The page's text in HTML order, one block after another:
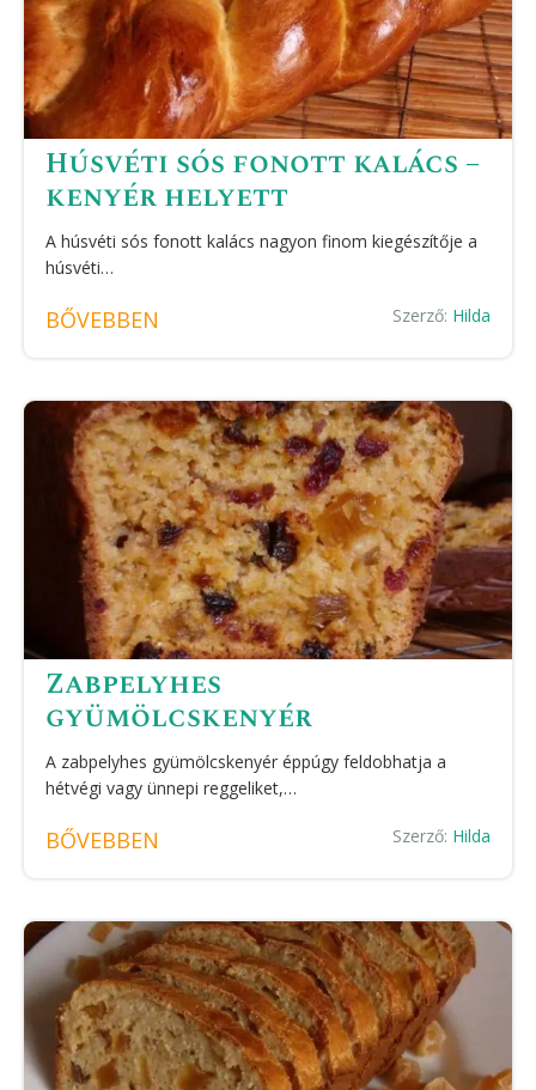
Húsvéti sós fonott kalács –
kenyér helyett
A húsvéti sós fonott kalács nagyon finom kiegészítője a
húsvéti…
BŐVEBBEN Szerző: Hilda
Zabpelyhes
gyümölcskenyér
A zabpelyhes gyümölcskenyér éppúgy feldobhatja a
hétvégi vagy ünnepi reggeliket,…
BŐVEBBEN Szerző: Hilda